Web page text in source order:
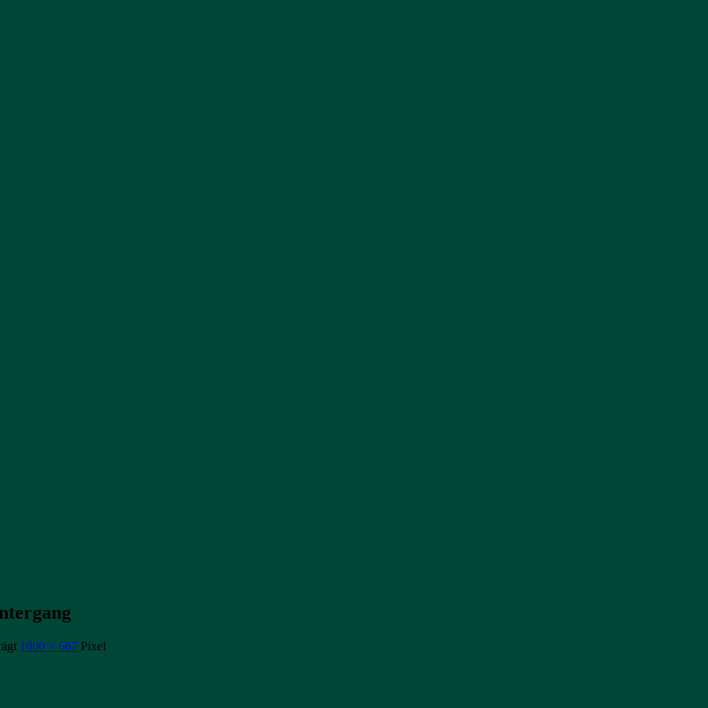
1000 × 667 Pixel